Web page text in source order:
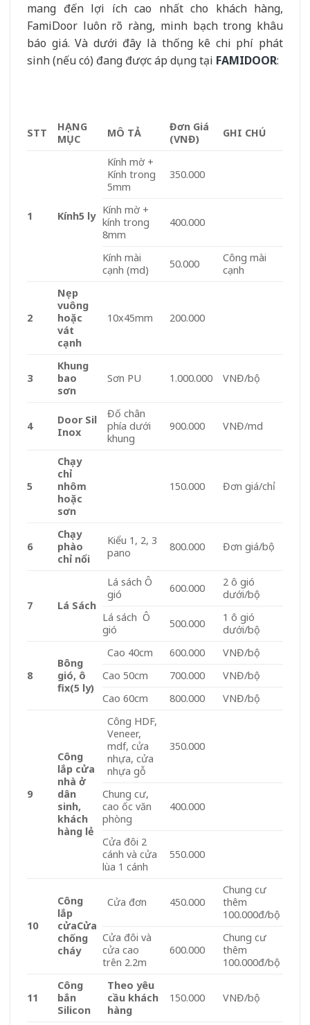
mang đến lợi ích cao nhất cho khách hàng,
FamiDoor luôn rõ ràng, minh bạch trong khâu
báo giá. Và dưới đây là thống kê chi phí phát
sinh (nếu có) đang được áp dụng tại FAMIDOOR:
STT
HẠNG
MỤC
MÔ TẢ
Đơn Giá
(VNĐ)
GHI CHÚ
1 Kính5 ly
Kính mờ +
Kính trong
5mm
350.000
Kính mờ +
kính trong
8mm
400.000
Kính mài
cạnh (md)
50.000
Công mài
cạnh
2
Nẹp
vuông
hoặc
vát
cạnh
10x45mm 200.000
3
Khung
bao
sơn
Sơn PU 1.000.000 VNĐ/bộ
4
Door Sil
Inox
Đố chân
phía dưới
khung
900.000 VNĐ/md
5
Chạy
chỉ
nhôm
hoặc
sơn
150.000 Đơn giá/chỉ
6
Chạy
phào
chỉ nổi
Kiểu 1, 2, 3
pano
800.000 Đơn giá/bộ
7 Lá Sách
Lá sách Ô
gió
600.000
2 ô gió
dưới/bộ
Lá sách Ô
gió
500.000
1 ô gió
dưới/bộ
8
Bông
gió, ô
fix(5 ly)
Cao 40cm 600.000
VNĐ/bộ
Cao 50cm
700.000
VNĐ/bộ
Cao 60cm
800.000 VNĐ/bộ
9
Công
lắp cửa
nhà ở
dân
sinh,
khách
hàng lẻ
Công HDF,
Veneer,
mdf, cửa
nhựa, cửa
nhựa gỗ
350.000
Chung cư,
cao ốc văn
phòng
400.000
Cửa đôi 2
cánh và cửa
lùa 1 cánh
550.000
10
Công
lắp
cửaCửa
chống
cháy
Cửa đơn 450.000
Chung cư
thêm
100.000đ/bộ
Cửa đôi và
cửa cao
trên 2.2m
600.000
Chung cư
thêm
100.000đ/bộ
11
Công
bắn
Silicon
Theo yêu
cầu khách
hàng
150.000 VNĐ/bộ